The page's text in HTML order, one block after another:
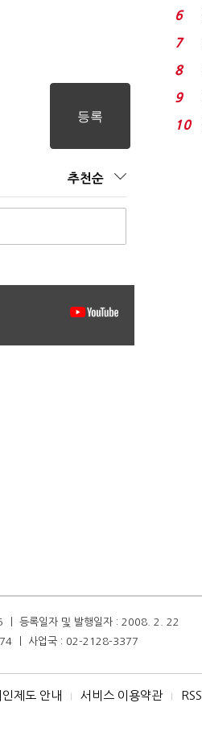
추천순
6
7
8
9
10
ㅣ 등록일자 및 발행일자 : 2008. 2. 22
ㅣ 사업국 : 02-2128-3377
제도 안내 I 서비스 이용약관 I RSS